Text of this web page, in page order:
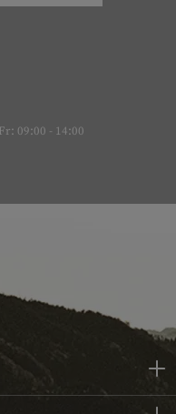
09:00 - 14:00